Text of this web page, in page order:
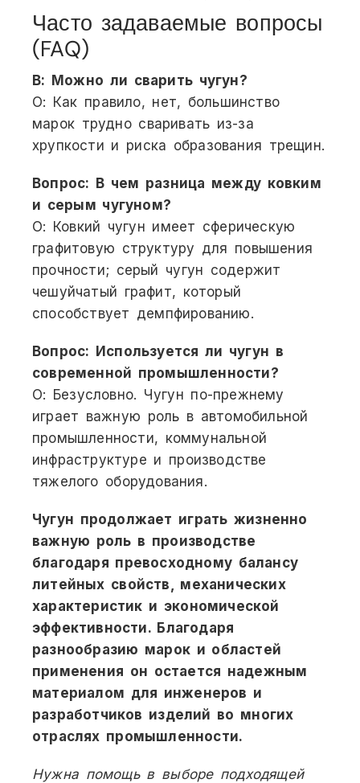
Часто задаваемые вопросы
(FAQ)
В: Можно ли сварить чугун?
О: Как правило, нет, большинство
марок трудно сваривать из-за
хрупкости и риска образования трещин.
Вопрос: В чем разница между ковким
и серым чугуном?
О: Ковкий чугун имеет сферическую
графитовую структуру для повышения
прочности; серый чугун содержит
чешуйчатый графит, который
способствует демпфированию.
Вопрос: Используется ли чугун в
современной промышленности?
О: Безусловно. Чугун по-прежнему
играет важную роль в автомобильной
промышленности, коммунальной
инфраструктуре и производстве
тяжелого оборудования.
Чугун продолжает играть жизненно
важную роль в производстве
благодаря превосходному балансу
литейных свойств, механических
характеристик и экономической
эффективности. Благодаря
разнообразию марок и областей
применения он остается надежным
материалом для инженеров и
разработчиков изделий во многих
отраслях промышленности.
Нужна помощь в выборе подходящей